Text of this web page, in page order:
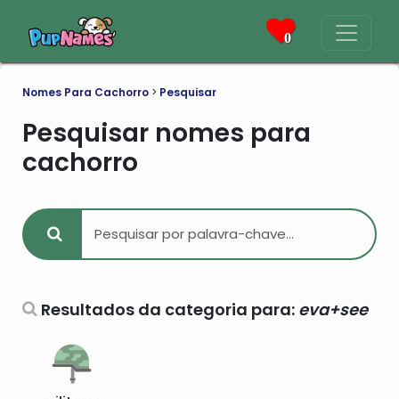
0
Nomes Para Cachorro > Pesquisar
Pesquisar nomes para
cachorro
Resultados da categoria para: eva+see